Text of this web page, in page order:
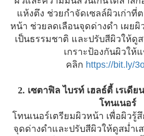
แห้งตึง ช่วยกำจัดเซลล์ผิวเก่าที่
หน้า ช่วยลดเลือนจุดด่างดำ เผยผิ
เป็นธรรมชาติ และปรับสีผิวให้ดู
เกราะป้องกันผิวให้
คลิก https://bit.ly/
2. เซตาฟิล ไบรท์ เฮลธ์ตี้ เรเดีย
โทนเนอร์
โทนเนอร์เตรียมผิวหน้า เพื่อผิวรู้
จุดด่างดำและปรับสีผิวให้ดูสม่ำ